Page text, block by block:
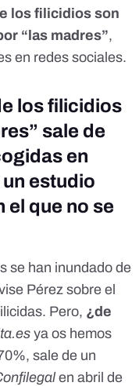
los filicidios son
“las madres”,
en redes sociales.
los filicidios
sale de
en
estudio
el que no se
se han inundado de
Pérez sobre el
Pero, ¿de
ya os hemos
sale de un
en abril de